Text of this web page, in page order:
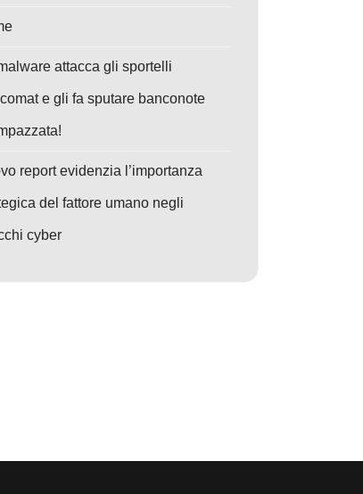
npm: 197 pacchetti infetti da malware nordcoreano —
attacca gli sportelli
e gli fa sputare banconote
report evidenzia l’importanza
del fattore umano negli
cyber